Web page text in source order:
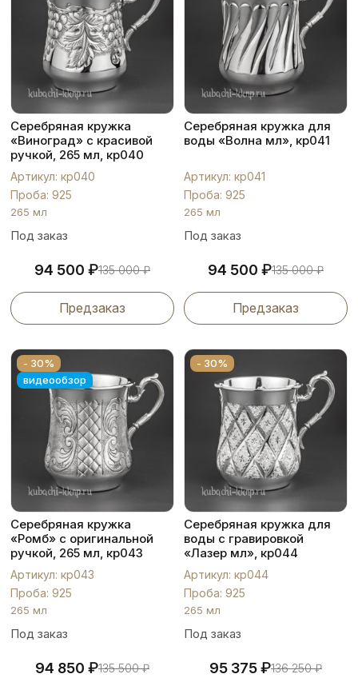
Серебряная кружка
«Виноград» с красивой
ручкой, 265 мл, кр040
Артикул: кр040
Проба: 925
265 мл
Под заказ
94 500 ₽135 000₽
Предзаказ
Серебряная кружка для
воды «Волна мл», кр041
Артикул: кр041
Проба: 925
265 мл
Под заказ
94 500 ₽135 000₽
Предзаказ
- 30%
видеообзор
Серебряная кружка
«Ромб» с оригинальной
ручкой, 265 мл, кр043
Артикул: кр043
Проба: 925
265 мл
Под заказ
94 850 ₽135 500₽
- 30%
Серебряная кружка для
воды с гравировкой
«Лазер мл», кр044
Артикул: кр044
Проба: 925
265 мл
Под заказ
95 375₽136 250₽